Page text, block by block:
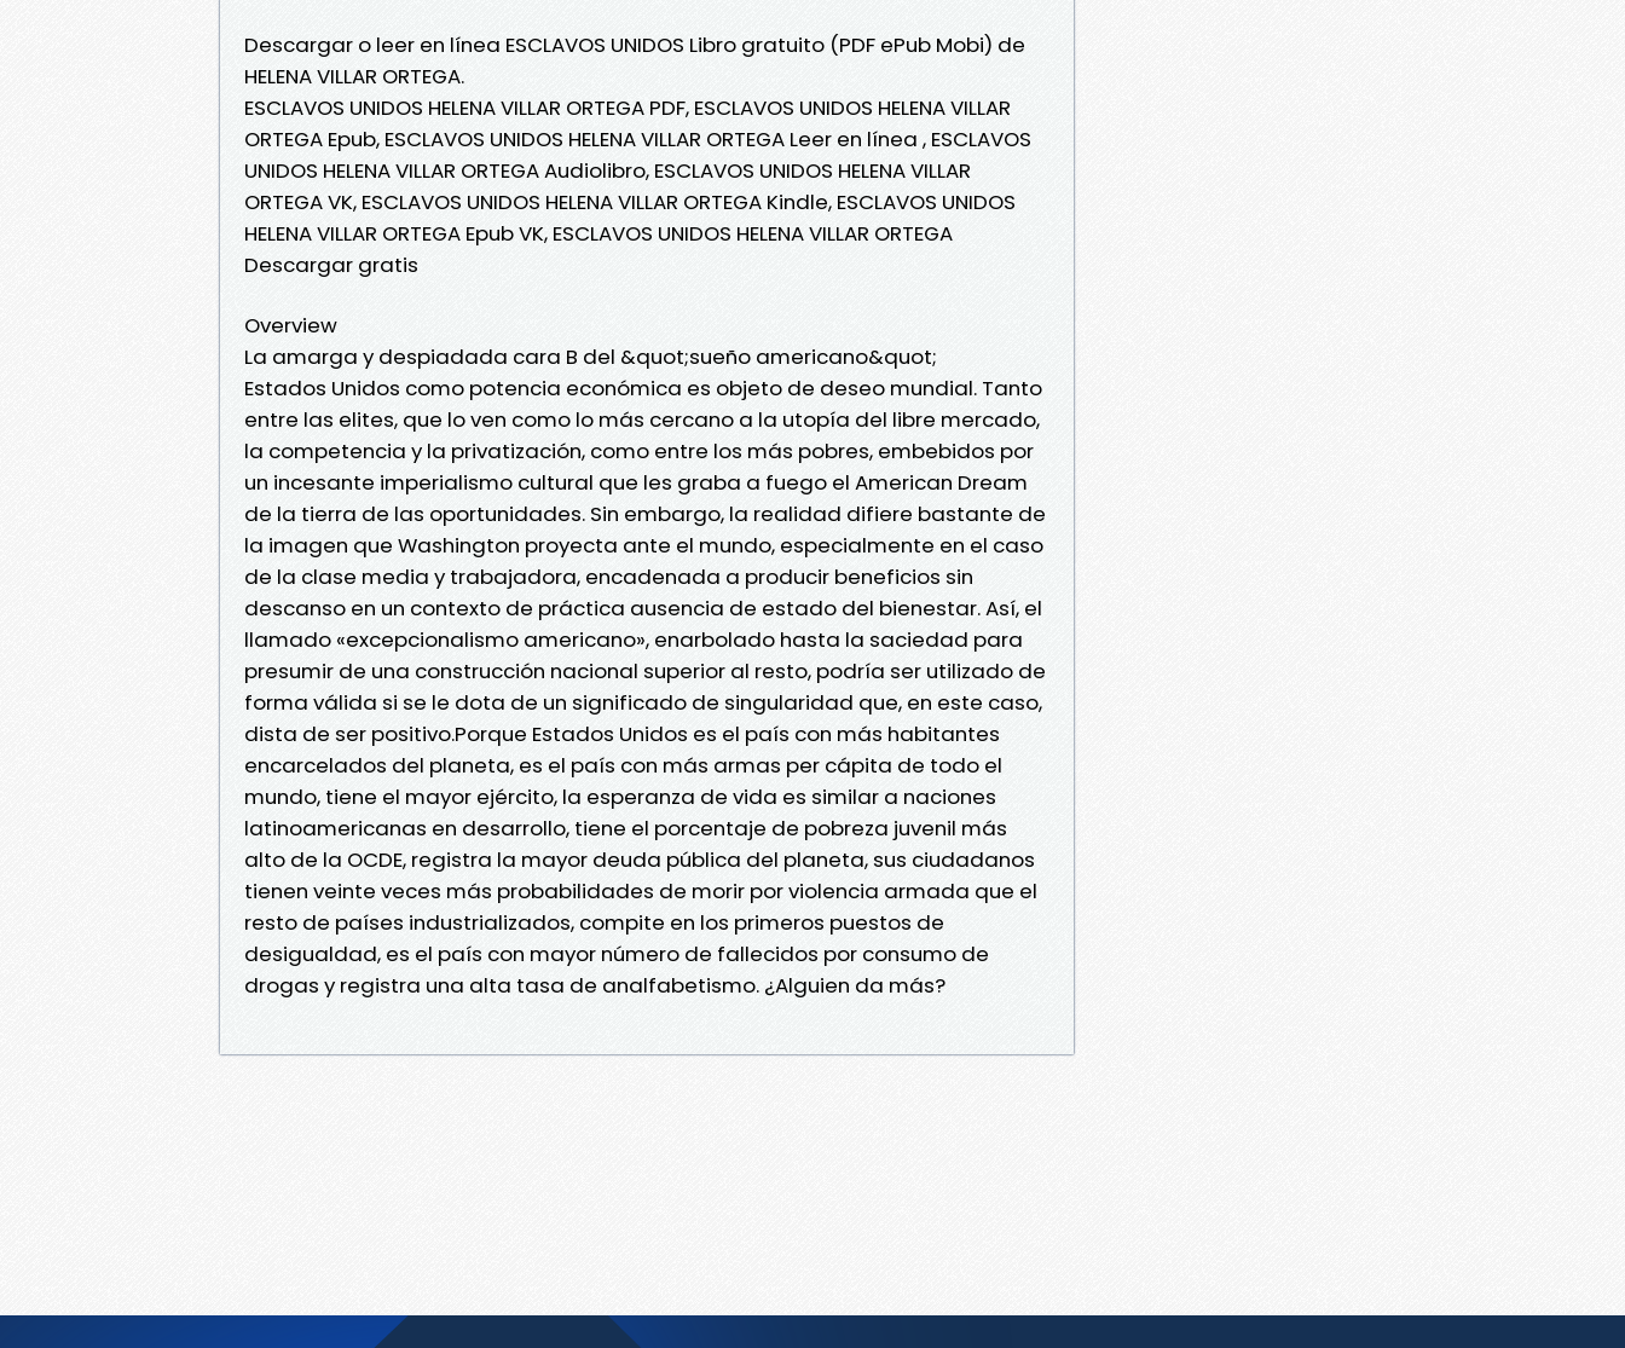
Descargar o leer en línea ESCLAVOS UNIDOS Libro gratuito (PDF ePub Mobi) de
HELENA VILLAR ORTEGA.
ESCLAVOS UNIDOS HELENA VILLAR ORTEGA PDF, ESCLAVOS UNIDOS HELENA VILLAR
ORTEGA Epub, ESCLAVOS UNIDOS HELENA VILLAR ORTEGA Leer en línea , ESCLAVOS
UNIDOS HELENA VILLAR ORTEGA Audiolibro, ESCLAVOS UNIDOS HELENA VILLAR
ORTEGA VK, ESCLAVOS UNIDOS HELENA VILLAR ORTEGA Kindle, ESCLAVOS UNIDOS
HELENA VILLAR ORTEGA Epub VK, ESCLAVOS UNIDOS HELENA VILLAR ORTEGA
Descargar gratis
Overview
La amarga y despiadada cara B del &quot;sueño americano&quot;
Estados Unidos como potencia económica es objeto de deseo mundial. Tanto
entre las elites, que lo ven como lo más cercano a la utopía del libre mercado,
la competencia y la privatización, como entre los más pobres, embebidos por
un incesante imperialismo cultural que les graba a fuego el American Dream
de la tierra de las oportunidades. Sin embargo, la realidad difiere bastante de
la imagen que Washington proyecta ante el mundo, especialmente en el caso
de la clase media y trabajadora, encadenada a producir beneficios sin
descanso en un contexto de práctica ausencia de estado del bienestar. Así, el
llamado «excepcionalismo americano», enarbolado hasta la saciedad para
presumir de una construcción nacional superior al resto, podría ser utilizado de
forma válida si se le dota de un significado de singularidad que, en este caso,
dista de ser positivo.Porque Estados Unidos es el país con más habitantes
encarcelados del planeta, es el país con más armas per cápita de todo el
mundo, tiene el mayor ejército, la esperanza de vida es similar a naciones
latinoamericanas en desarrollo, tiene el porcentaje de pobreza juvenil más
alto de la OCDE, registra la mayor deuda pública del planeta, sus ciudadanos
tienen veinte veces más probabilidades de morir por violencia armada que el
resto de países industrializados, compite en los primeros puestos de
desigualdad, es el país con mayor número de fallecidos por consumo de
drogas y registra una alta tasa de analfabetismo. ¿Alguien da más?